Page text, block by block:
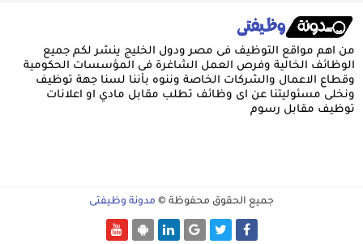
من اهم مواقع التوظيف فى مصر ودول الخليج ينشر لكم جميع
الوظائف الخالية وفرص العمل الشاغرة فى المؤسسات الحكومية
وقطاع الاعمال والشركات الخاصة وننوه بأننا لسنا جهة توظيف
ونخلى مسئوليتنا عن اى وظائف تطلب مقابل مادي او اعلانات
توظيف مقابل رسوم
جميع الحقوق محفوظة © مدونة وظيفتى